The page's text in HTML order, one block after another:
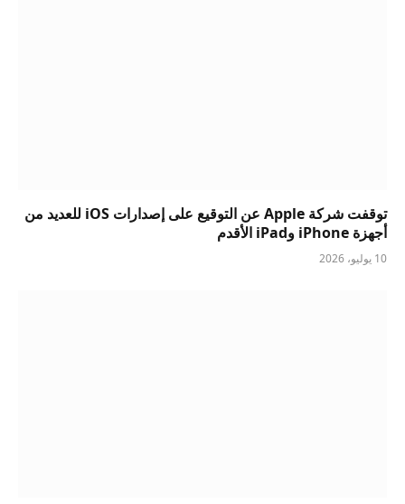
توقفت شركة Apple عن التوقيع على إصدارات iOS للعديد من
أجهزة iPhone وiPad الأقدم
10 يوليو، 2026